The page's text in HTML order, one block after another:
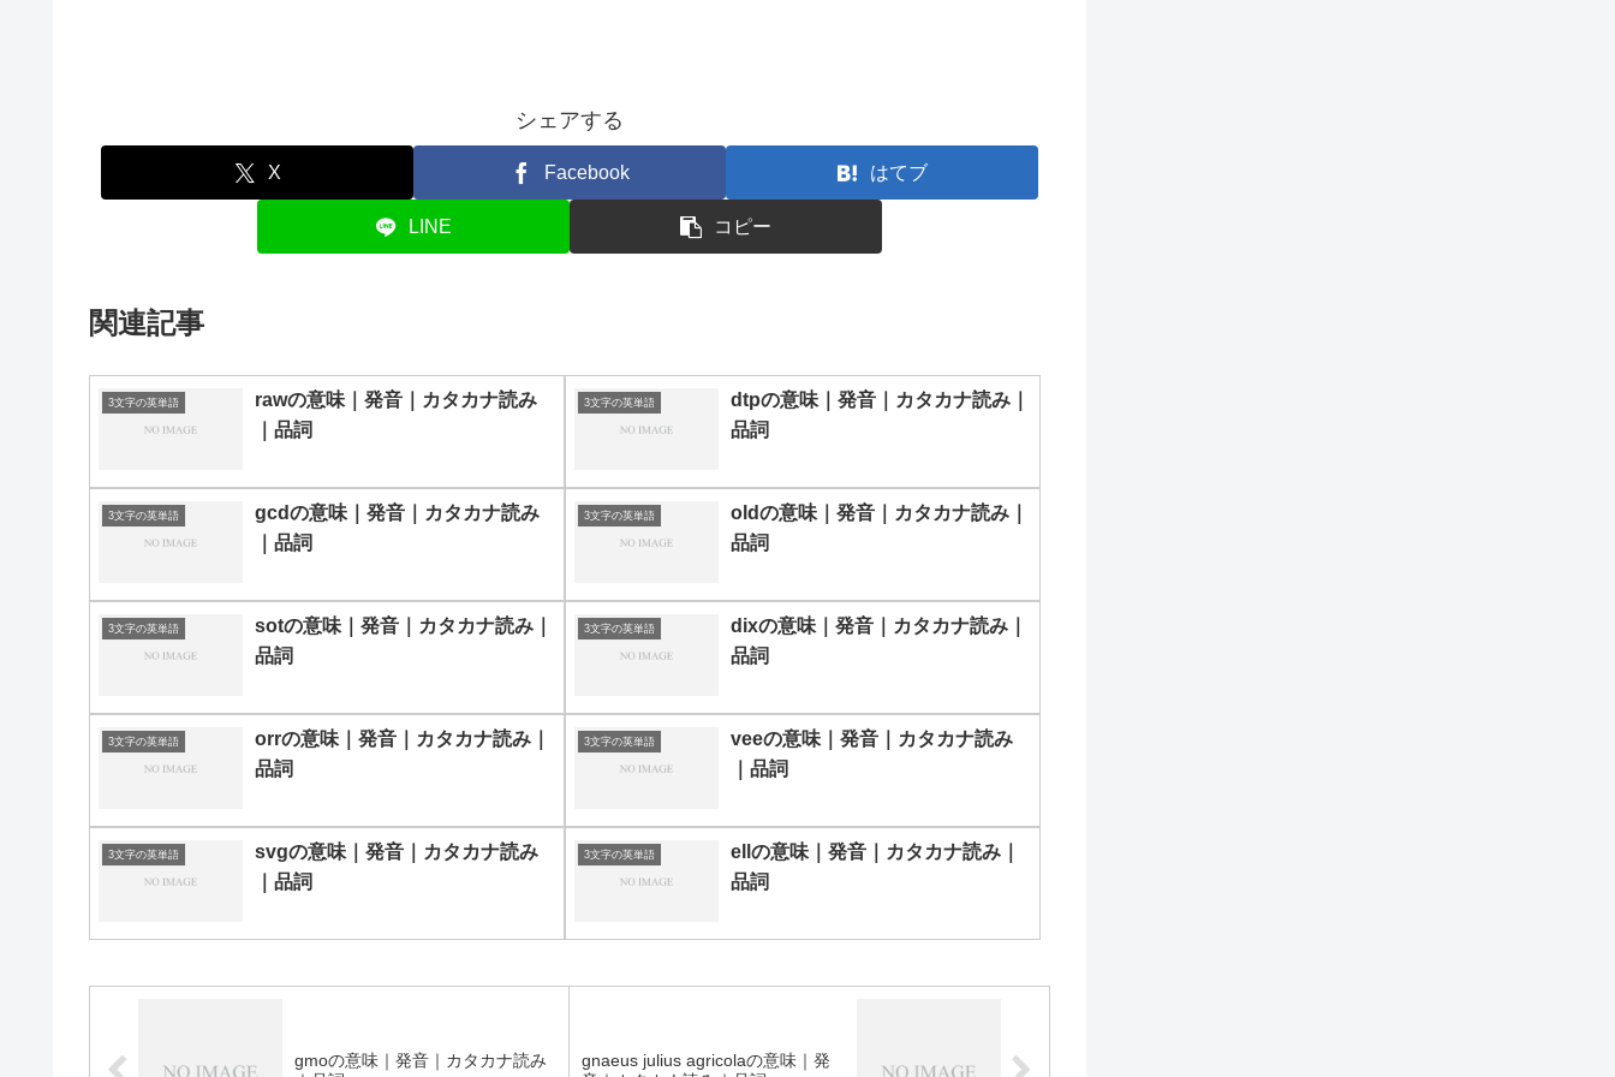
シェアする
X Facebook はてブ
LINE コピー
関連記事
3文字の英単語
rawの意味｜発音｜カタカナ読み
｜品詞
3文字の英単語
dtpの意味｜発音｜カタカナ読み｜
品詞
3文字の英単語
gcdの意味｜発音｜カタカナ読み
｜品詞
3文字の英単語
oldの意味｜発音｜カタカナ読み｜
品詞
3文字の英単語
sotの意味｜発音｜カタカナ読み｜
品詞
3文字の英単語
dixの意味｜発音｜カタカナ読み｜
品詞
3文字の英単語
orrの意味｜発音｜カタカナ読み｜
品詞
3文字の英単語
veeの意味｜発音｜カタカナ読み
｜品詞
3文字の英単語
svgの意味｜発音｜カタカナ読み
｜品詞
3文字の英単語
ellの意味｜発音｜カタカナ読み｜
品詞
gmoの意味｜発音｜カタカナ読み
gnaeus julius agricolaの意味｜発